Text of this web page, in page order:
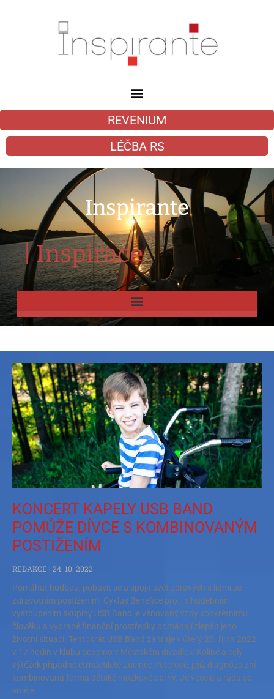
REVENIUM
LÉČBA RS
Inspirante
|Inspirace
KONCERT KAPELY USB BAND
POMŮŽE DÍVCE S KOMBINOVANÝM
POSTIŽENÍM
REDAKCE
24. 10. 2022
Pomáhat hudbou, pobavit se a spojit svět zdravých s lidmi se
zdravotním postižením. Cyklus Benefice pro… s hudebním
vystoupením skupiny USB Band je věnovaný vždy konkrétnímu
člověku a vybrané finanční prostředky pomáhají zlepšit jeho
životní situaci. Tentokrát USB Band zahraje v úterý 25. října 2022
v 17 hodin v klubu Scapino v Městském divadle v Kolíně a celý
výtěžek připadne čtrnáctileté Lucince Peterové, jejíž diagnóza zní
kombinovaná forma dětské mozkové obrny. Je veselá a ráda se
směje.